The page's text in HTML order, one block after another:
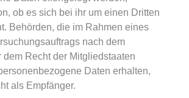
ob es sich bei ihr um einen Dritten
Behörden, die im Rahmen eines
nach dem
dem Recht der Mitgliedstaaten
Daten erhalten,
als Empfänger.